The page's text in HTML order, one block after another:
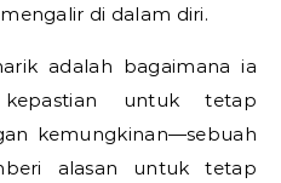
di dalam diri.
adalah bagaimana ia
untuk tetap
kemungkinan—sebuah
alasan untuk tetap